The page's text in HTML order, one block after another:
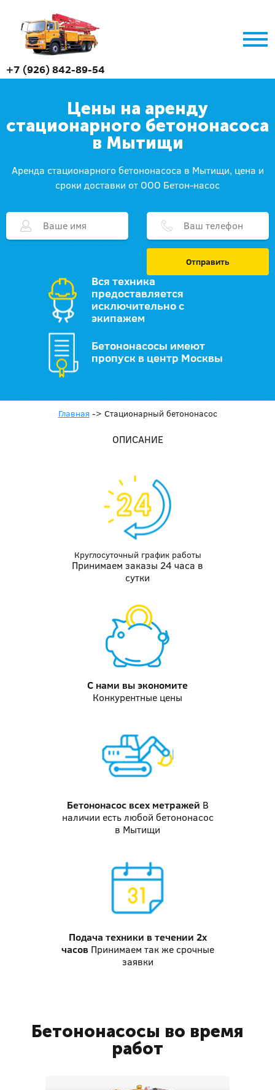
+7 (926) 842-89-54
Цены на аренду
стационарного бетононасоса
в Мытищи
Аренда стационарного бетононасоса в Мытищи, цена и
сроки доставки от ООО Бетон-насос
Отправить
Вся техника
предоставляется
исключительно с
экипажем
Бетононасосы имеют
пропуск в центр Москвы
Главная -> Стационарный бетононасос
ОПИСАНИЕ
Круглосуточный график работы
Принимаем заказы 24 часа в
сутки
С нами выэкономите
Конкурентные цены
Бетононасосвсех метражей В
наличии есть любой бетононасос
в Мытищи
Подача техники в течении 2х
часов Принимаем так же срочные
заявки
Бетононасосы во время
работ